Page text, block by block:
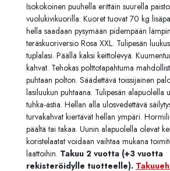
Isokokoinen puuhella erittäin suurella
vuolukivikuorilla. Kuoret tuovat 70 kg
hella saadaan pysymään pidempään
teräskuoriversio Rosa XXL. Tulipesän
tuplalasi. Päällä kaksi keittolevyä.
kahvat. Tehokas polttotapahtuma
puhtaan polton. Säädettävä toissijainen
lasiluukun puhtaana. Tulipesän alapuolella
tuhka-astia. Hellan alla ulosvedettävä
turvakahvat kiertävät hellan ympäri.
päältä tai takaa. Uunin alapuolella olevat
koristelaatat voidaan vaihtaa mukana
laattoihin. Takuu 2 vuotta (+3 vuotta
rekisteröidylle tuotteelle).